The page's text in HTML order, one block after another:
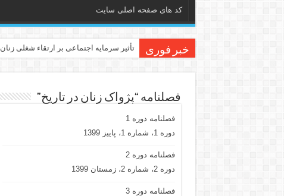
کد های صفحه اصلی سایت
خبر فوری تأثیر سرمایه اجتماعی بر ارتقاء شغلی زنان
فصلنامه “پژواک زنان در تاریخ”
فصلنامه دوره 1
دوره 1، شماره 1، پاییز 1399
فصلنامه دوره 2
دوره 2، شماره 2، زمستان 1399
فصلنامه دوره 3